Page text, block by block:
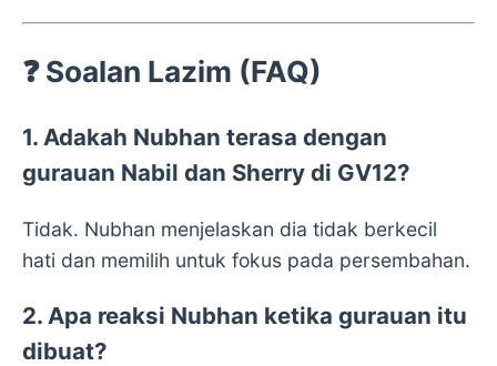
❓Soalan Lazim (FAQ)
1. Adakah Nubhan terasa dengan
gurauan Nabil dan Sherry di GV12?
Tidak. Nubhan menjelaskan dia tidak berkecil
hati dan memilih untuk fokus pada persembahan.
2. Apa reaksi Nubhan ketika gurauan itu
dibuat?